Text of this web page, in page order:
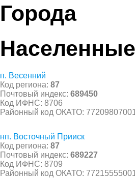
Города
п. Весенний
Код региона: 87
Почтовый индекс: 689450
Код ИФНС: 8706
Районный код ОКАТО:
нп. Восточный Прииск
Код региона: 87
Почтовый индекс: 689227
Код ИФНС: 8709
Районный код ОКАТО: